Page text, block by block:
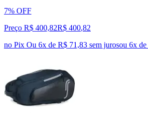
7% OFF
Preço R$ 400,82R$ 400,82
no Pix Ou 6x de R$ 71,83 sem jurosou 6x de